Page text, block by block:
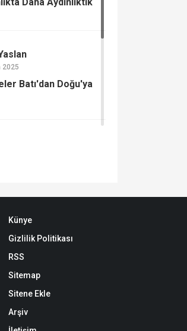
2025
Batı'dan Doğu'ya
Künye
Gizlilik Politikası
RSS
Sitemap
Sitene Ekle
Arşiv